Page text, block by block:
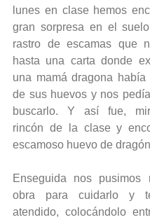
lunes en clase hemos
gran sorpresa en el
rastro de escamas que
hasta una carta donde
una mamá dragona había
de sus huevos y nos
buscarlo. Y así fue,
rincón de la clase y
escamoso huevo de
Enseguida nos pusimos
obra para cuidarlo y
atendido, colocándolo